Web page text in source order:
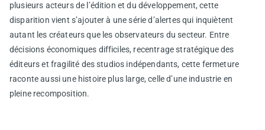
plusieurs acteurs de l’édition et du développement, cette
disparition vient s’ajouter à une série d’alertes qui inquiètent
autant les créateurs que les observateurs du secteur. Entre
décisions économiques difficiles, recentrage stratégique des
éditeurs et fragilité des studios indépendants, cette fermeture
raconte aussi une histoire plus large, celle d’une industrie en
pleine recomposition.